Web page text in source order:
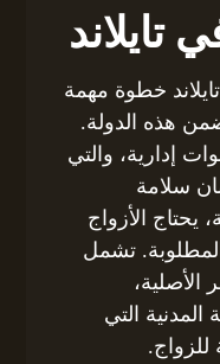
تايلاند
خطوة مهمة
هذه الدولة.
إدارية، والتي
سلامة
يحتاج الأزواج
تشمل
المدنية التي
للزواج.